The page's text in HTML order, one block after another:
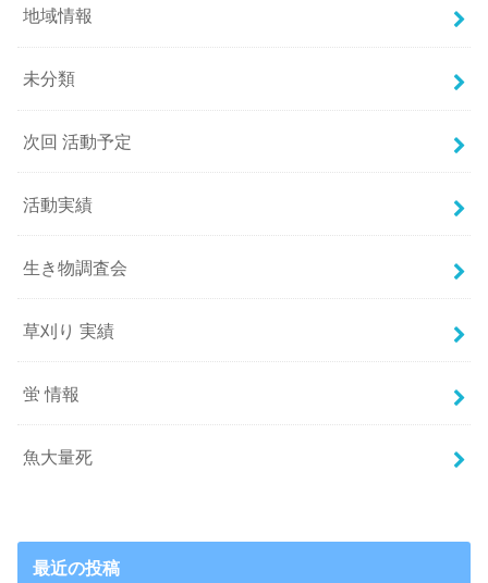
地域情報
未分類
次回 活動予定
活動実績
生き物調査会
草刈り 実績
蛍 情報
魚大量死
最近の投稿